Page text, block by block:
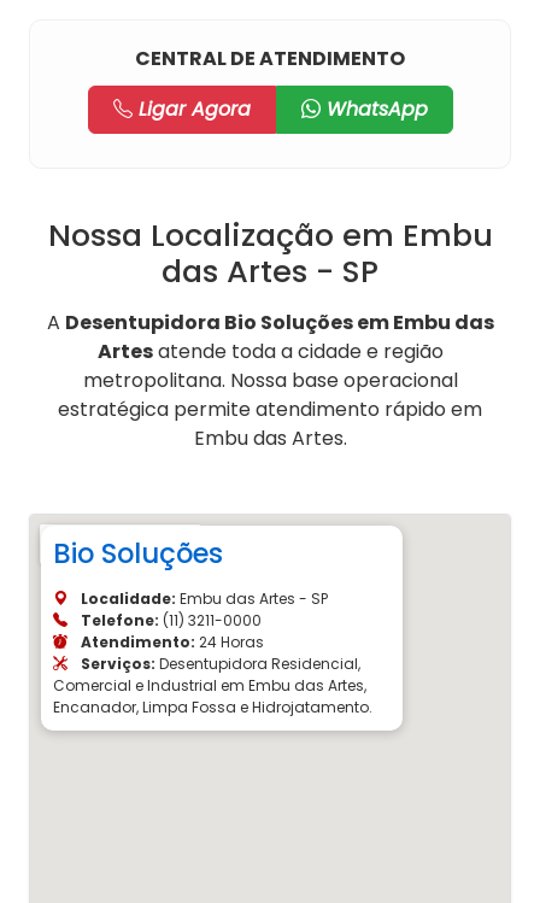
CENTRAL DE ATENDIMENTO
Ligar Agora
WhatsApp
Nossa Localização em Embu
das Artes - SP
A Desentupidora Bio Soluções em Embu das
Artesatende toda a cidade e região
metropolitana. Nossa base operacional
estratégica permite atendimento rápido em
Embu das Artes.
Bio Soluções
Localidade: Embu das Artes - SP
Telefone: (11) 3211-0000
Atendimento: 24 Horas
Serviços: Desentupidora Residencial,
Comercial e Industrial em Embu das Artes,
Encanador, Limpa Fossa e Hidrojatamento.